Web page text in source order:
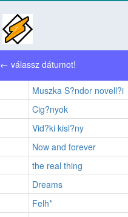
← válassz dátumot!
Muszka S?ndor novell?i
Cig?nyok
Vid?ki kisl?ny
Now and forever
the real thing
Dreams
Felh*